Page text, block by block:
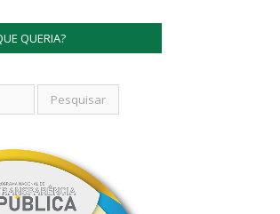
QUERIA?